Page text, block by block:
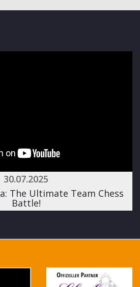
30.07.2025
The Ultimate Team Chess
Battle!